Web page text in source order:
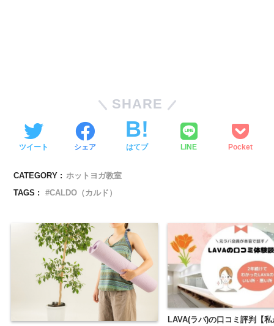
SHARE
ツイート シェア はてブ LINE Pocket
CATEGORY : ホットヨガ教室
TAGS :
CALDO（カルド）
LAVA(ラバ)の口コミ評判【